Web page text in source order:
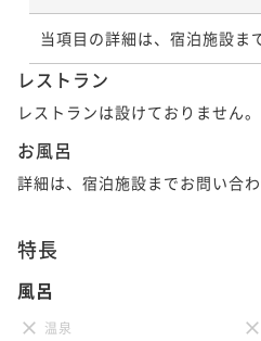
ポイントアップ
【連泊割引】3連泊以上の滞在
き）
朝食付き 現地決済可 事前決済可
ポイントアップ
【キャッシュレス決済】【カ
シンプルステイ ＜朝食付＞
朝食付き 現地決済可 事前決済可
ポイントアップ
当項目の詳細は、宿泊施設ま
レストラン
レストランは設けておりません。
お風呂
詳細は、宿泊施設までお問い合わ
特長
風呂
温泉